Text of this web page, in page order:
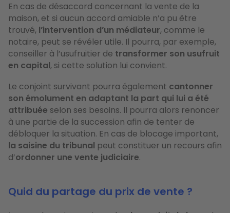
En cas de désaccord concernant la vente de la
maison, et si aucun accord amiable n’a pu être
trouvé, l’intervention d’un médiateur, comme le
notaire, peut se révéler utile. Il pourra, par exemple,
conseiller à l’usufruitier de transformer son usufruit
en capital, si cette solution lui convient.
Le conjoint survivant pourra également cantonner
son émolument en adaptant la part qui lui a été
attribuée selon ses besoins. Il pourra alors renoncer
à une partie de la succession afin de tenter de
débloquer la situation. En cas de blocage important,
la saisine du tribunal peut constituer un recours afin
d’ordonner une vente judiciaire.
Quid du partage du prix de vente ?